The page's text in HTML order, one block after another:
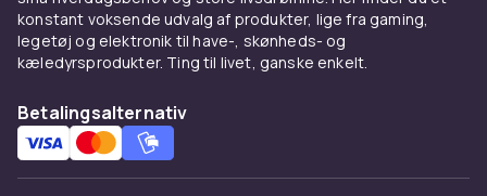
gamingstoler.
konstant voksende udvalg af produkter, lige fra gaming,
legetøj og elektronik til have-, skønheds- og
kæledyrsprodukter. Ting til livet, ganske enkelt.
Betalingsalternativ